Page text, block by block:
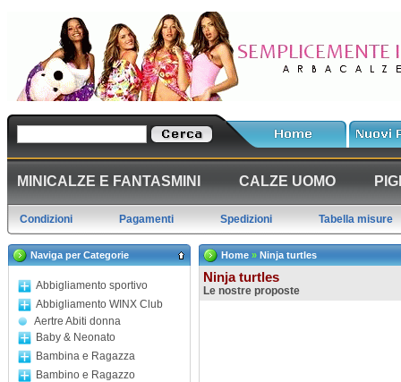
MINICALZE E FANTASMINI CALZE UOMO
Condizioni Pagamenti Spedizioni Tabella misure
Naviga per Categorie
Abbigliamento sportivo
Abbigliamento WINX Club
Aertre Abiti donna
Baby & Neonato
Bambina e Ragazza
Bambino e Ragazzo
Home » Ninja turtles
Ninja turtles
Le nostre proposte